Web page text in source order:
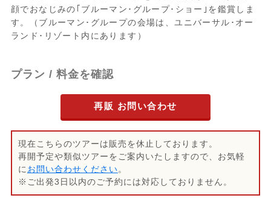
顔でおなじみの｢ブルーマン･グループ･ショー｣を鑑賞しま
す。（ブルーマン･グループの会場は、ユニバーサル･オー
ランド･リゾート内にあります）
プラン / 料金を確認
再販 お問い合わせ
現在こちらのツアーは販売を休止しております。
再開予定や類似ツアーをご案内いたしますので、お気軽
にお問い合わせください。
※ご出発3日以内のご予約には対応しておりません。